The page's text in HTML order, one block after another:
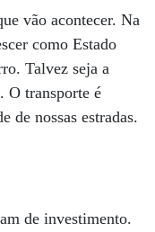
vão acontecer. Na
como Estado
Talvez seja a
O transporte é
de nossas estradas.
de investimento.